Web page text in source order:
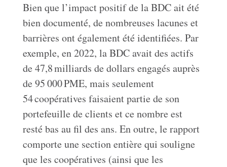
Bien que l’impact positif de la BDC ait été
bien documenté, de nombreuses lacunes et
barrières ont également été identifiées. Par
exemple, en 2022, la BDC avait des actifs
de 47,8 milliards de dollars engagés auprès
de 95 000 PME, mais seulement
54 coopératives faisaient partie de son
portefeuille de clients et ce nombre est
resté bas au fil des ans. En outre, le rapport
comporte une section entière qui souligne
que les coopératives (ainsi que les